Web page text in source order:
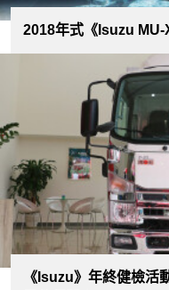
2018年式《Isuzu
《Isuzu》年終健檢活